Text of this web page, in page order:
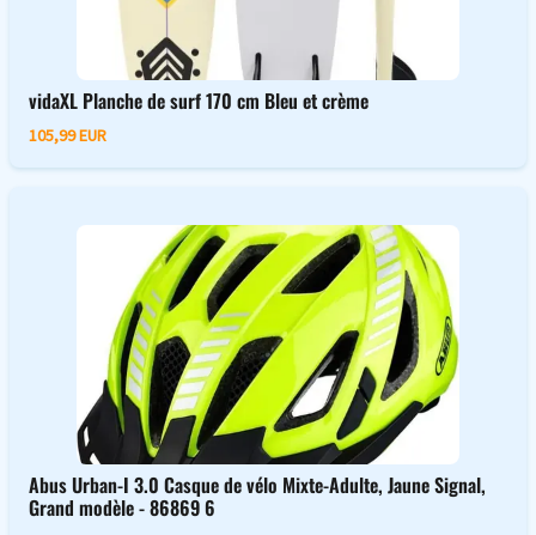
vidaXL Planche de surf 170 cm Bleu et crème
105,99 EUR
Abus Urban-I 3.0 Casque de vélo Mixte-Adulte, Jaune Signal,
Grand modèle - 86869 6